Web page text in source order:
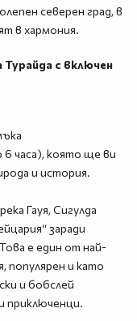
северен град, в
в хармония.
Турайда с включен
6 часа), която ще ви
и история.
Гауя, Сигулда
заради
е един от най-
популярен и като
и бобслей
приключенци.